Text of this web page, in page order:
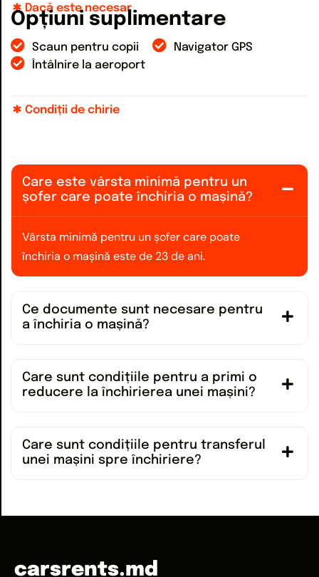
Dacă este necesar
Opțiuni sup imentare
Scaun pentru copii
Navigator GPS
Întâlnire la aeroport
Condiții de chirie
Care este vârsta minimă pentru un
șofer care poate închiria o mașină?
Vârsta minimă pentru un șofer care poate
închiria o mașină este de 23 de ani.
Ce documente sunt necesare pentru
a închiria o mașină?
Care sunt condițiile pentru a primi o
reducere la închirierea unei mașini?
Care sunt condițiile pentru transferul
unei mașini spre închiriere?
carsrents.md